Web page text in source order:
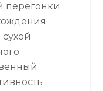
перегонки